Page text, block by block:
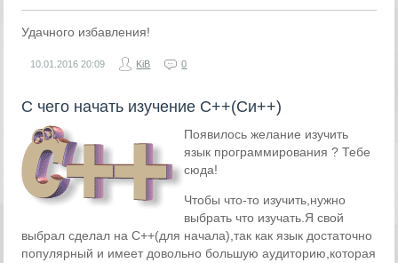
Удачного избавления!
10.01.2016 20:09 KiB 0
С чего начать изучение С++(Си++)
Появилось желание изучить
язык программирования ? Тебе
сюда!
Чтобы что-то изучить,нужно
выбрать что изучать.Я свой
выбрал сделал на С++(для начала),так как язык достаточно
популярный и имеет довольно большую аудиторию,которая